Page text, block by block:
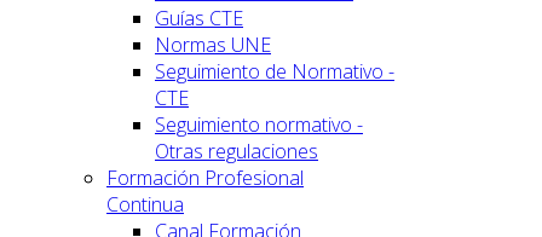
Guías CTE
Normas UNE
Seguimiento de Normativo -
CTE
Seguimiento normativo -
Otras regulaciones
Formación Profesional
Continua
Canal Formación